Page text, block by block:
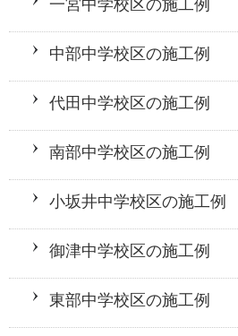
一宮中学校区の施工例
中部中学校区の施工例
代田中学校区の施工例
南部中学校区の施工例
小坂井中学校区の施工例
御津中学校区の施工例
東部中学校区の施工例